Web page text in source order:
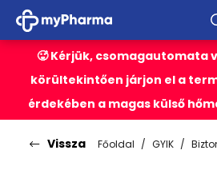
🥵 Kérjük, csomagautomata
körültekintően járjon el a
érdekében a magas külső
Vissza Főoldal GYIK